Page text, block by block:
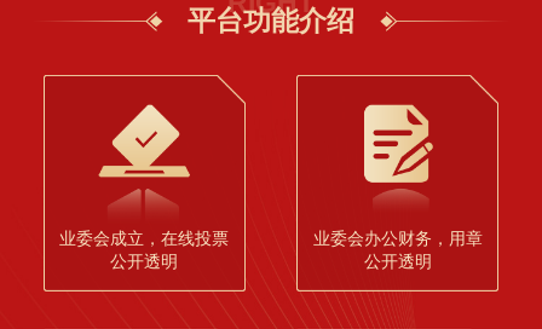
平台功能介绍
业委会成立，在线投票
公开透明
业委会办公财务，用章
公开透明